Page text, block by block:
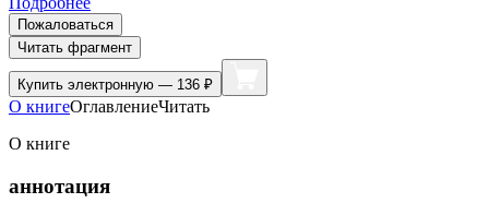
Пожаловаться
Читать фрагмент
Купить электронную — 136 ₽
О книгеОглавлениеЧитать
О книге
аннотация